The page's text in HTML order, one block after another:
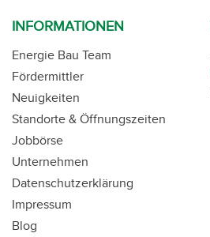
INFORMATIONEN
Energie Bau Team
Fördermittler
Neuigkeiten
Standorte & Öffnungszeiten
Jobbörse
Unternehmen
Datenschutzerklärung
Impressum
Blog